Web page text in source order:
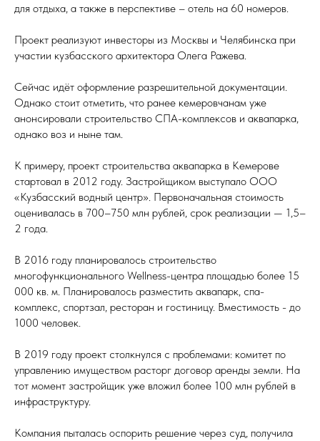
для отдыха, а также в перспективе – отель на 60 номеров.
Проект реализуют инвесторы из Москвы и Челябинска при
участии кузбасского архитектора Олега Ражева.
Сейчас идёт оформление разрешительной документации.
Однако стоит отметить, что ранее кемеровчанам уже
анонсировали строительство СПА-комплексов и аквапарка,
однако воз и ныне там.
К примеру, проект строительства аквапарка в Кемерове
стартовал в 2012 году. Застройщиком выступало ООО
«Кузбасский водный центр». Первоначальная стоимость
оценивалась в 700–750 млн рублей, срок реализации — 1,5–
2 года.
В 2016 году планировалось строительство
многофункционального Wellness-центра площадью более 15
000 кв. м. Планировалось разместить аквапарк, спа-
комплекс, спортзал, ресторан и гостиницу. Вместимость - до
1000 человек.
В 2019 году проект столкнулся с проблемами: комитет по
управлению имуществом расторг договор аренды земли. На
тот момент застройщик уже вложил более 100 млн рублей в
инфраструктуру.
Компания пыталась оспорить решение через суд, получила